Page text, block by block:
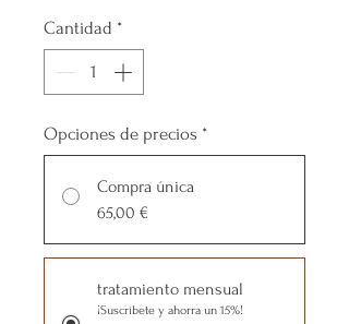
Cantidad *
Opciones de precios *
Compra única
65,00 €
tratamiento mensual
¡Suscríbete y ahorra un 15%!